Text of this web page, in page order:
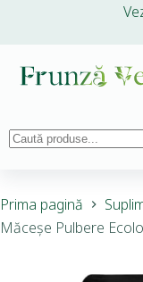
Prima pagină
Măceșe Pulbere